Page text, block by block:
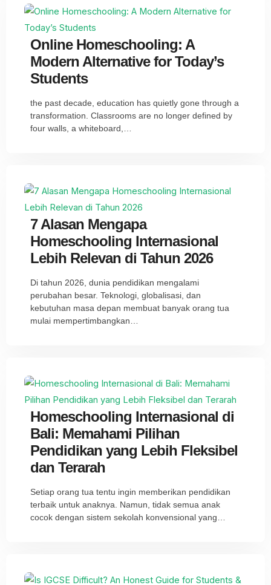
Online Homeschooling: A
Modern Alternative for Today’s
Students
the past decade, education has quietly gone through a
transformation. Classrooms are no longer defined by
four walls, a whiteboard,…
7 Alasan Mengapa
Homeschooling Internasional
Lebih Relevan di Tahun 2026
Di tahun 2026, dunia pendidikan mengalami
perubahan besar. Teknologi, globalisasi, dan
kebutuhan masa depan membuat banyak orang tua
mulai mempertimbangkan…
Homeschooling Internasional di
Bali: Memahami Pilihan
Pendidikan yang Lebih Fleksibel
dan Terarah
Setiap orang tua tentu ingin memberikan pendidikan
terbaik untuk anaknya. Namun, tidak semua anak
cocok dengan sistem sekolah konvensional yang…